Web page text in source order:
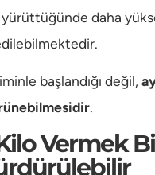
daha
başlandığı değil,
.
Vermek